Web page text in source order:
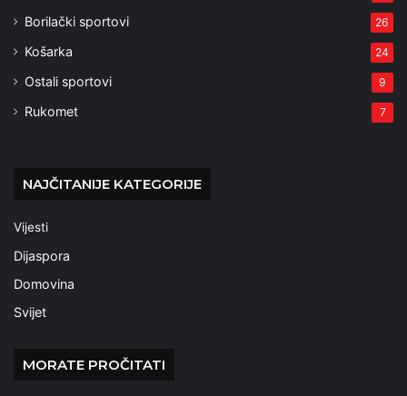
Borilački sportovi 26
Košarka 24
Ostali sportovi 9
Rukomet 7
NAJČITANIJE KATEGORIJE
Vijesti
Dijaspora
Domovina
Svijet
MORATE PROČITATI